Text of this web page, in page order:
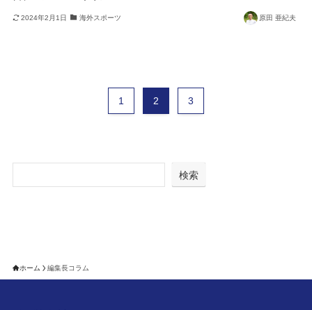
2024年2月1日 海外スポーツ 原田 亜紀夫
1 2 3
検索
ホーム 編集長コラム